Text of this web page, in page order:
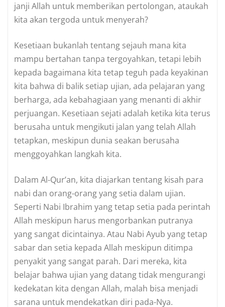
janji Allah untuk memberikan pertolongan, ataukah
kita akan tergoda untuk menyerah?
Kesetiaan bukanlah tentang sejauh mana kita
mampu bertahan tanpa tergoyahkan, tetapi lebih
kepada bagaimana kita tetap teguh pada keyakinan
kita bahwa di balik setiap ujian, ada pelajaran yang
berharga, ada kebahagiaan yang menanti di akhir
perjuangan. Kesetiaan sejati adalah ketika kita terus
berusaha untuk mengikuti jalan yang telah Allah
tetapkan, meskipun dunia seakan berusaha
menggoyahkan langkah kita.
Dalam Al-Qur’an, kita diajarkan tentang kisah para
nabi dan orang-orang yang setia dalam ujian.
Seperti Nabi Ibrahim yang tetap setia pada perintah
Allah meskipun harus mengorbankan putranya
yang sangat dicintainya. Atau Nabi Ayub yang tetap
sabar dan setia kepada Allah meskipun ditimpa
penyakit yang sangat parah. Dari mereka, kita
belajar bahwa ujian yang datang tidak mengurangi
kedekatan kita dengan Allah, malah bisa menjadi
sarana untuk mendekatkan diri pada-Nya.